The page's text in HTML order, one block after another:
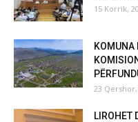
15 Korrik,
KOMUNA
23 Qershor,
LIROHET